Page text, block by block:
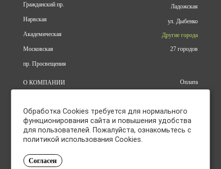
Гражданский пр.
Нарвская
Академическая
Московская
пр. Просвещения
Ладожская
ул. Дыбенко
Другие города
27 городов
О КОМПАНИИ
БРЕНДЫ
АКЦИИ
КУПИТЬ ОПТОМ
КОНТАКТЫ
Оплата
Доставка
Политика использования файлов
cookie
Согласие на обработку
Обработка Cookies требуется для нормального
функционирования сайта и повышения удобства
для пользователей. Пожалуйста, ознакомьтесь с
политикой использования Cookies.
Согласен